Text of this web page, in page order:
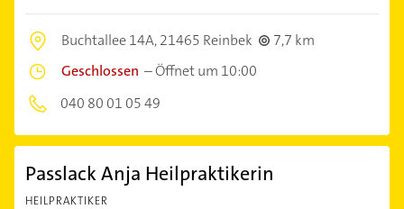
Buchtallee 14A,21465 Reinbek
7,7 km
Geschlossen –Öffnet um 10:00
040 80 01 05 49
Passlack Anja Heilpraktikerin
HEILPRAKTIKER